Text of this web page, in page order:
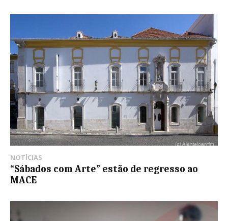
NOTÍCIAS
“Sábados com Arte” estão de regresso ao
MACE